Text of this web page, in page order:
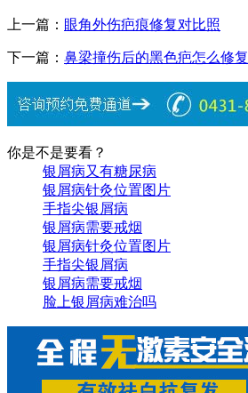
上一篇： 眼角外伤疤痕修复对比照
下一篇： 鼻梁撞伤后的黑色疤怎么修复
你是不是要看？
银屑病又有糖尿病
银屑病针灸位置图片
手指尖银屑病
银屑病需要戒烟
银屑病针灸位置图片
手指尖银屑病
银屑病需要戒烟
脸上银屑病难治吗